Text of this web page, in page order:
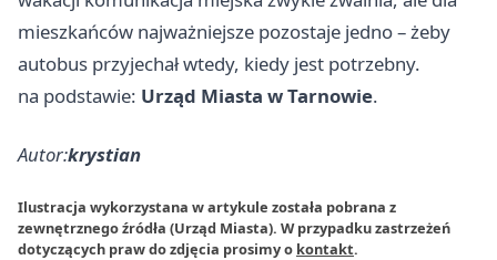
mieszkańców najważniejsze pozostaje jedno – żeby
autobus przyjechał wtedy, kiedy jest potrzebny.
na podstawie: Urząd Miasta w Tarnowie.
Autor:krystian
Ilustracja wykorzystana w artykule została pobrana z
zewnętrznego źródła (Urząd Miasta). W przypadku zastrzeżeń
dotyczących praw do zdjęcia prosimy o kontakt.